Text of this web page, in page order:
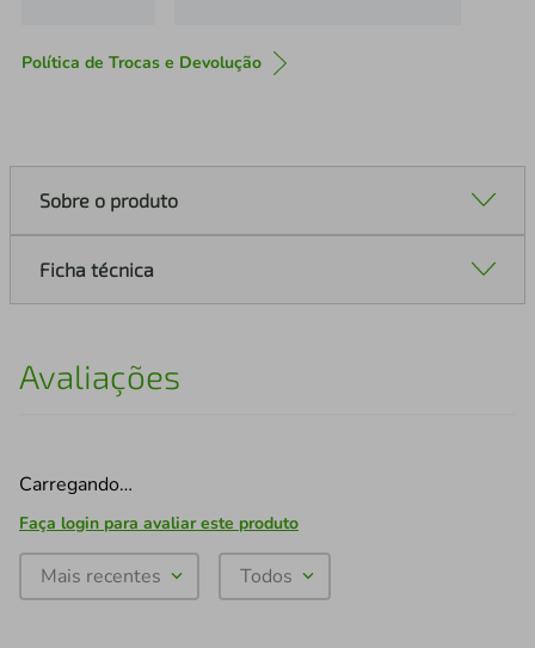
Política de Trocas e Devolução
Sobre o produto
Ficha técnica
Avaliações
Carregando…
Faça login para avaliar este produto
Mais recentes Todos